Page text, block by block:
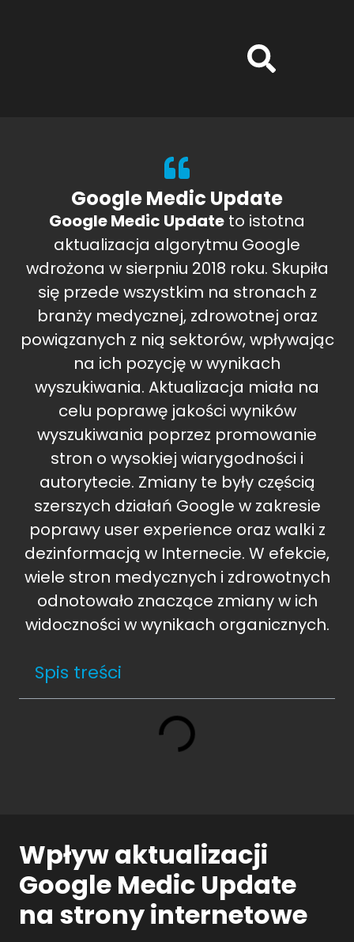
Google Medic Update
Google Medic Update to istotna
aktualizacja algorytmu Google
wdrożona w sierpniu 2018 roku. Skupiła
się przede wszystkim na stronach z
branży medycznej, zdrowotnej oraz
powiązanych z nią sektorów, wpływając
na ich pozycję w wynikach
wyszukiwania. Aktualizacja miała na
celu poprawę jakości wyników
wyszukiwania poprzez promowanie
stron o wysokiej wiarygodności i
autorytecie. Zmiany te były częścią
szerszych działań Google w zakresie
poprawy user experience oraz walki z
dezinformacją w Internecie. W efekcie,
wiele stron medycznych i zdrowotnych
odnotowało znaczące zmiany w ich
widoczności w wynikach organicznych.
Spis treści
Wpływ aktualizacji
Google Medic Update
na strony internetowe